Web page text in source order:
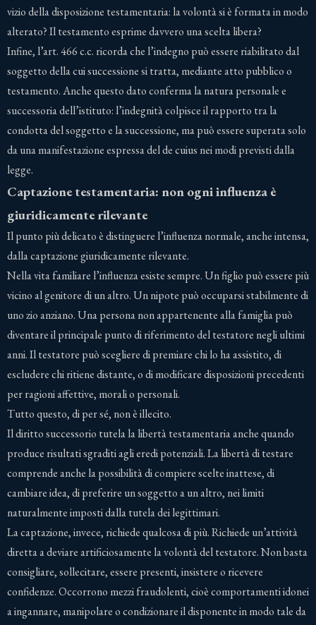
vizio della disposizione testamentaria: la volontà si è formata in modo
alterato? Il testamento esprime davvero una scelta libera?
Infine, l’art. 466 c.c. ricorda che l’indegno può essere riabilitato dal
soggetto della cui successione si tratta, mediante atto pubblico o
testamento. Anche questo dato conferma la natura personale e
successoria dell’istituto: l’indegnità colpisce il rapporto tra la
condotta del soggetto e la successione, ma può essere superata solo
da una manifestazione espressa del de cuius nei modi previsti dalla
legge.
Captazione testamentaria: non ogni influenza è
giuridicamente rilevante
Il punto più delicato è distinguere l’influenza normale, anche intensa,
dalla captazione giuridicamente rilevante.
Nella vita familiare l’influenza esiste sempre. Un figlio può essere più
vicino al genitore di un altro. Un nipote può occuparsi stabilmente di
uno zio anziano. Una persona non appartenente alla famiglia può
diventare il principale punto di riferimento del testatore negli ultimi
anni. Il testatore può scegliere di premiare chi lo ha assistito, di
escludere chi ritiene distante, o di modificare disposizioni precedenti
per ragioni affettive, morali o personali.
Tutto questo, di per sé, non è illecito.
Il diritto successorio tutela la libertà testamentaria anche quando
produce risultati sgraditi agli eredi potenziali. La libertà di testare
comprende anche la possibilità di compiere scelte inattese, di
cambiare idea, di preferire un soggetto a un altro, nei limiti
naturalmente imposti dalla tutela dei legittimari.
La captazione, invece, richiede qualcosa di più. Richiede un’attività
diretta a deviare artificiosamente la volontà del testatore. Non basta
consigliare, sollecitare, essere presenti, insistere o ricevere
confidenze. Occorrono mezzi fraudolenti, cioè comportamenti idonei
a ingannare, manipolare o condizionare il disponente in modo tale da